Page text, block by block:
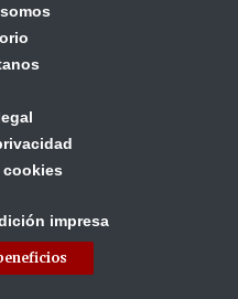
cookies
impresa